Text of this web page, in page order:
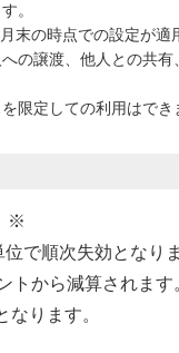
。
の時点での設定が適
の譲渡、他人との共有
限定しての利用はでき
※
で順次失効となりま
トから減算されます
ります。